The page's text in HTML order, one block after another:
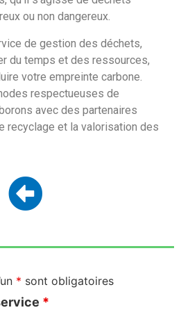
ou non dangereux.
de gestion des déchets,
du temps et des ressources,
votre empreinte carbone.
respectueuses de
avec des partenaires
recyclage et la valorisation des
* sont obligatoires
*